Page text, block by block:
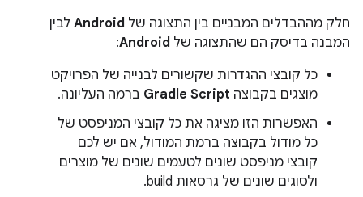
חלק מההבדלים המבניים בין התצוגה של Android לבין
המבנה בדיסק הם שהתצוגה של Android
:
כל קובצי ההגדרות שקשורים לבנייה של הפרויקט
מוצגים בקבוצה Gradle Script ברמה העליונה.
האפשרות הזו מציגה את כל קובצי המניפסט של
כל מודול בקבוצה ברמת המודול, אם יש לכם
קובצי מניפסט שונים לטעמים שונים של מוצרים
ולסוגים שונים של גרסאות build.